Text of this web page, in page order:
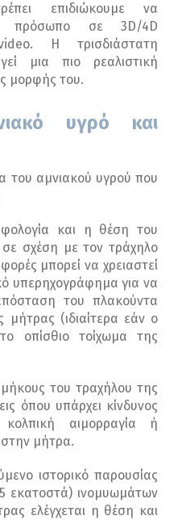
επιδιώκουμε να
πρόσωπο σε 3D/4D
Η τρισδιάστατη
μια πιο ρεαλιστική
μορφής του.
υγρό και
του αμνιακού υγρού που
και η θέση του
σε σχέση με τον τράχηλο
μπορεί να χρειαστεί
υπερηχογράφημα για να
του πλακούντα
(ιδιαίτερα εάν ο
οπίσθιο τοίχωμα της
μήκους του τραχήλου της
όπου υπάρχει κίνδυνος
αιμορραγία ή
μήτρα.
ιστορικό παρουσίας
εκατοστά) ινομυωμάτων
ελέγχεται η θέση και